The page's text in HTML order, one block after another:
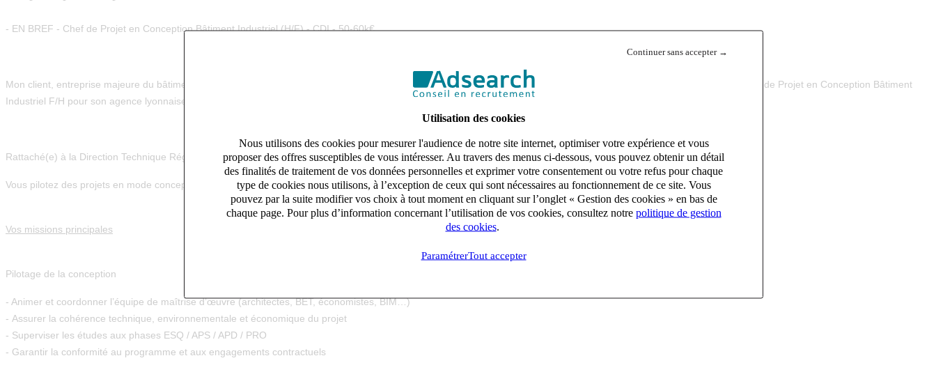
Continuer sans accepter →
Utilisation des cookies
Nous utilisons des cookies pour mesurer l'audience de notre site internet, optimiser votre expérience et vous
proposer des offres susceptibles de vous intéresser. Au travers des menus ci-dessous, vous pouvez obtenir un détail
des finalités de traitement de vos données personnelles et exprimer votre consentement ou votre refus pour chaque
type de cookies nous utilisons, à l’exception de ceux qui sont nécessaires au fonctionnement de ce site. Vous
pouvez par la suite modifier vos choix à tout moment en cliquant sur l’onglet « Gestion des cookies » en bas de
chaque page. Pour plus d’information concernant l’utilisation de vos cookies, consultez notre politique de gestion
des cookies.
ParamétrerTout accepter
- EN BREF - Chef de Projet en Conception Bâtiment Industriel (H/F) - CDI - 50-60k€
Mon client, entreprise majeure du bâtiment , intervenant sur des opérations en conception-réalisation et contractant général, recherche pour son activité industrielle un
Chef de Projet en Conception Bâtiment
Industriel F/H pour son agence lyonnaise.
Rattaché(e) à la Direction Technique Régionale, vous intervenez au sein du pôle Projets sur des opérations en neuf, en région Auvergne-Rhône-Alpes.
Vous pilotez des projets en mode conception-réalisation, depuis la phase faisabilité jusqu’au transfert aux équipes travaux.
Vos missions principales
Pilotage de la conception
- Animer et coordonner l’équipe de maîtrise d’œuvre (architectes, BET, économistes, BIM…)
- Assurer la cohérence technique, environnementale et économique du projet
- Superviser les études aux phases ESQ / APS / APD / PRO
- Garantir la conformité au programme et aux engagements contractuels